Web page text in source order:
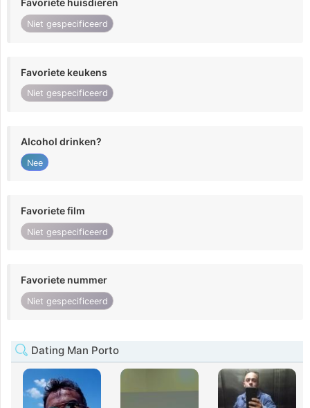
Favoriete huisdieren
Niet gespecificeerd
Favoriete keukens
Niet gespecificeerd
Alcohol drinken?
Nee
Favoriete film
Niet gespecificeerd
Favoriete nummer
Niet gespecificeerd
Dating Man Porto